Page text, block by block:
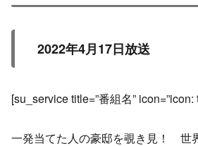
2022年4月17日放送
[su_service title=”番組名” icon=”icon:
一発当てた人の豪邸を覗き見！ 世